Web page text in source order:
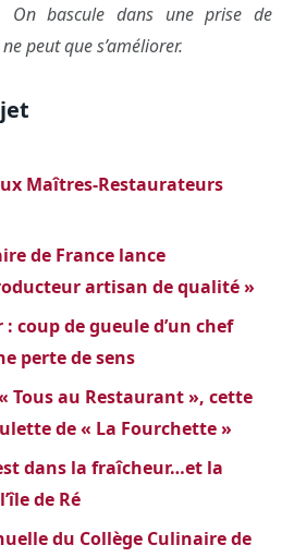
bascule dans une prise de
peut que s’améliorer.
Maîtres-Restaurateurs
de France lance
artisan de qualité »
coup de gueule d’un chef
perte de sens
Tous au Restaurant », cette
de « La Fourchette »
dans la fraîcheur…et la
de Ré
du Collège Culinaire de